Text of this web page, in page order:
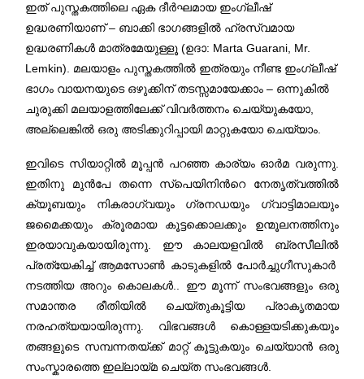
ഇത് പുസ്തകത്തിലെ ഏക ദീര്‍ഘമായ ഇംഗ്ലീഷ്
ഉദ്ധരണിയാണ് – ബാക്കി ഭാഗങ്ങളില്‍ ഹ്രസ്വമായ
ഉദ്ധരണികള്‍ മാത്രമേയുള്ളൂ (ഉദാ: Marta Guarani, Mr.
Lemkin). മലയാളം പുസ്തകത്തില്‍ ഇത്രയും നീണ്ട ഇംഗ്ലീഷ്
ഭാഗം വായനയുടെ ഒഴുക്കിന് തടസ്സമായേക്കാം – ഒന്നുകില്‍
ചുരുക്കി മലയാളത്തിലേക്ക് വിവര്‍ത്തനം ചെയ്യുകയോ,
അല്ലെങ്കില്‍ ഒരു അടിക്കുറിപ്പായി മാറ്റുകയോ ചെയ്യാം.
ഇവിടെ സിയാറ്റിൽ മൂപ്പന്‍ പറഞ്ഞ കാര്യം ഓര്‍മ വരുന്നു.
ഇതിനു മുന്‍പേ തന്നെ സ്പെയിനിന്‍റെ നേതൃത്വത്തില്‍
ക്യൂബയും നികരാഗ്വയും ഗ്രനഡയും ഗ്വാട്ടിമാലയും
ജമൈക്കയും ക്രൂരമായ കൂട്ടക്കൊലക്കും ഉന്മൂലനത്തിനും
ഇരയാവുകയായിരുന്നു. ഈ കാലയളവില്‍ ബ്രസീലിൽ
പ്രത്യേകിച്ച് ആമസോണ്‍ കാടുകളിൽ പോര്‍ച്ചുഗീസുകാർ
നടത്തിയ അറും കൊലകള്‍.. ഈ മൂന്ന് സംഭവങ്ങളും ഒരു
സമാന്തര രീതിയില്‍ ചെയ്തുകൂട്ടിയ പ്രാകൃതമായ
നരഹത്യയായിരുന്നു. വിഭവങ്ങള്‍ കൊള്ളയടിക്കുകയും
തങ്ങളുടെ സമ്പന്നതയ്ക്ക് മാറ്റ് കൂട്ടുകയും ചെയ്യാന്‍ ഒരു
സംസ്കാരത്തെ ഇല്ലായ്മ ചെയ്ത സംഭവങ്ങള്‍.